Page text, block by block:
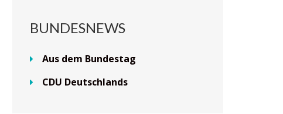
BUNDESNEWS
Aus dem Bundestag
CDU Deutschlands